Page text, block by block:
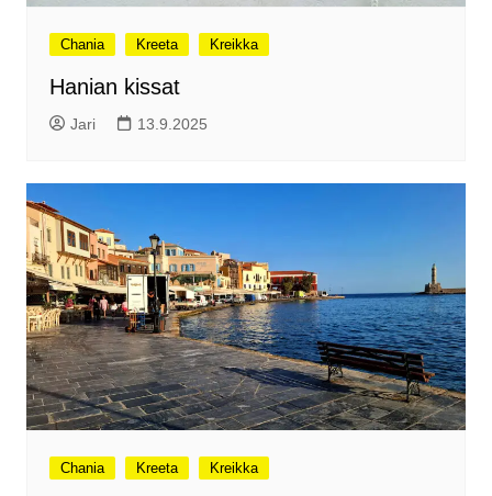
Chania Kreeta Kreikka
Hanian kissat
Jari 13.9.2025
Chania Kreeta Kreikka